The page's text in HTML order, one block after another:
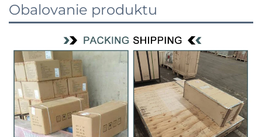
Obalovanie produktu